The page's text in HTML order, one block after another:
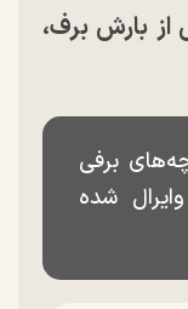
بارش برف،
برفی
شده